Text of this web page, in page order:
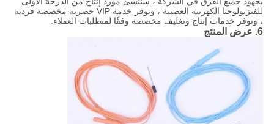
للفيزيولوجيا الكهربية العصبية ، ونوفر خدمة VIP حصرية مخصصة فردية
، ونوفر خدمات إنتاج وتغليف مخصصة وفقًا لمتطلبات العملاء.
6. عرض المنتج